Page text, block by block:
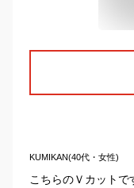
KUMIKAN(40代・女性)
こちらのＶカットで